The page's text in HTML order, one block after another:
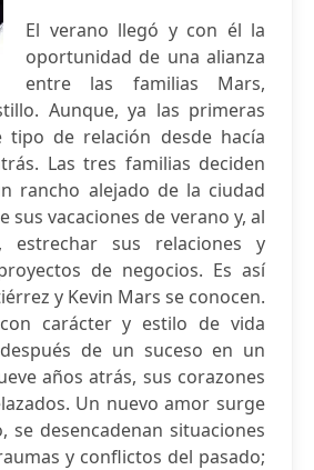
El verano llegó y con él la
oportunidad de una alianza
entre las familias Mars,
Aunque, ya las primeras
tipo de relación desde hacía
Las tres familias deciden
rancho alejado de la ciudad
sus vacaciones de verano y, al
estrechar sus relaciones y
de negocios. Es así
y Kevin Mars se conocen.
carácter y estilo de vida
de un suceso en un
años atrás, sus corazones
Un nuevo amor surge
se desencadenan situaciones
y conflictos del pasado;